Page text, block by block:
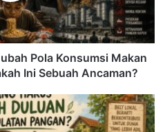
Pola Konsumsi Makan
Ini Sebuah Ancaman?